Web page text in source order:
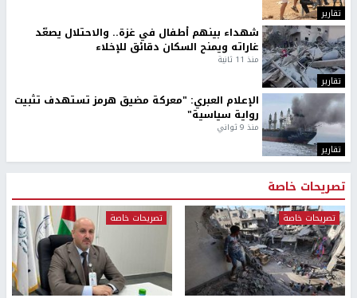
تقارير
تقارير
شهداء بينهم أطفال في غزة.. والاحتلال يصعّد
غاراته ويمنح السكان دقائق للإخلاء
منذ 11 ثانية
تقارير
الإعلام العبري: "معركة مضيق هرمز تستهدف تثبيت
رواية سياسية"
منذ 9 ثواني
تصريحات خاصة
تصريحات خاصة تصريحات خاصة